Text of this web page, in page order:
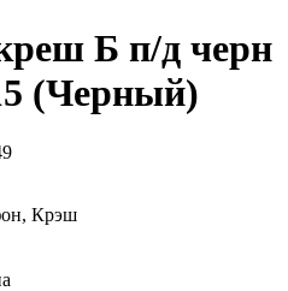
Б п/д черн
(Черный)
Крэш